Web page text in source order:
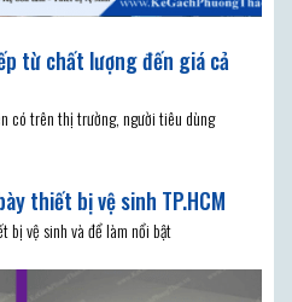
từ chất lượng đến giá cả
có trên thị trường, người tiêu dùng
thiết bị vệ sinh TP.HCM
bị vệ sinh và để làm nổi bật